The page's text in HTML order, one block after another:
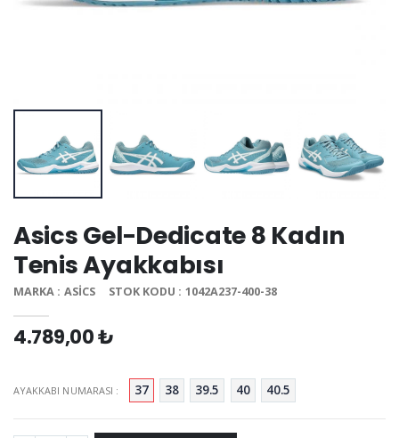
Asics Gel-Dedicate 8 Kadın
Tenis Ayakkabısı
MARKA : ASICS STOK KODU : 1042A237-400-38
4.789,00 ₺
AYAKKABI NUMARASI : 37 38 39.5 40 40.5